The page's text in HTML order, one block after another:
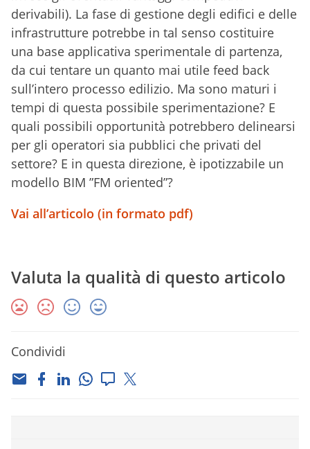
derivabili). La fase di gestione degli edifici e delle
infrastrutture potrebbe in tal senso costituire
una base applicativa sperimentale di partenza,
da cui tentare un quanto mai utile feed back
sull’intero processo edilizio. Ma sono maturi i
tempi di questa possibile sperimentazione? E
quali possibili opportunità potrebbero delinearsi
per gli operatori sia pubblici che privati del
settore? E in questa direzione, è ipotizzabile un
modello BIM ”FM oriented”?
Vai all’articolo (in formato pdf)
Valuta la qualità di questo articolo
Condividi